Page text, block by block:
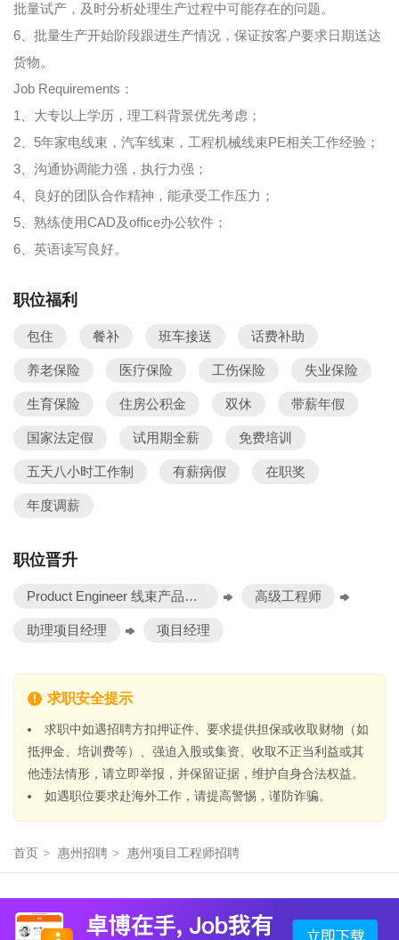
批量试产，及时分析处理生产过程中可能存在的问题。
6、批量生产开始阶段跟进生产情况，保证按客户要求日期送达
货物。
Job Requirements：
1、大专以上学历，理工科背景优先考虑；
2、5年家电线束，汽车线束，工程机械线束PE相关工作经验；
3、沟通协调能力强，执行力强；
4、良好的团队合作精神，能承受工作压力；
5、熟练使用CAD及office办公软件；
6、英语读写良好。
职位福利
包住 餐补 班车接送 话费补助
养老保险 医疗保险 工伤保险 失业保险
生育保险 住房公积金 双休 带薪年假
国家法定假 试用期全薪 免费培训
五天八小时工作制 有薪病假 在职奖
年度调薪
职位晋升
Product Engineer 线束产品工程师 高级工程师
助理项目经理 项目经理
求职安全提示
求职中如遇招聘方扣押证件、要求提供担保或收取财物（如
抵押金、培训费等）、强迫入股或集资、收取不正当利益或其
他违法情形，请立即举报，并保留证据，维护自身合法权益。
如遇职位要求赴海外工作，请提高警惕，谨防诈骗。
首页 > 惠州招聘 > 惠州项目工程师招聘